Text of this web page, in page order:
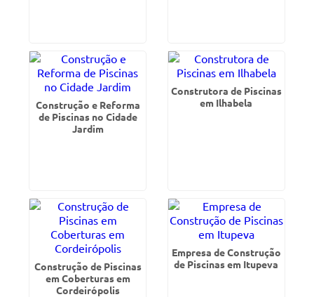
Construção e Reforma
de Piscinas no Cidade
Jardim
Construtora de Piscinas
em Ilhabela
Construção de Piscinas
em Coberturas em
Cordeirópolis
Empresa de Construção
de Piscinas em Itupeva